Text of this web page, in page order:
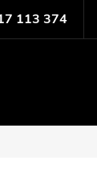
113 374
údajov